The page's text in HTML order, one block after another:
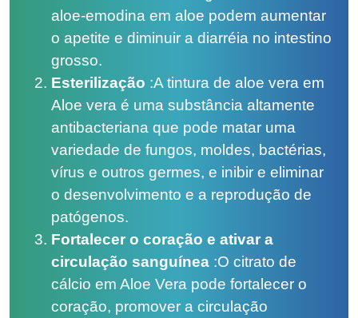
aloe-emodina em aloe podem aumentar
o apetite e diminuir a diarréia no intestino
grosso.
Esterilização :A tintura de aloe vera em
Aloe vera é uma substância altamente
antibacteriana que pode matar uma
variedade de fungos, moldes, bactérias,
vírus e outros germes, e inibir e eliminar
o desenvolvimento e a reprodução de
patógenos.
Fortalecer o coração e ativar a
circulação sanguínea :O citrato de
cálcio em Aloe Vera pode fortalecer o
coração, promover a circulação